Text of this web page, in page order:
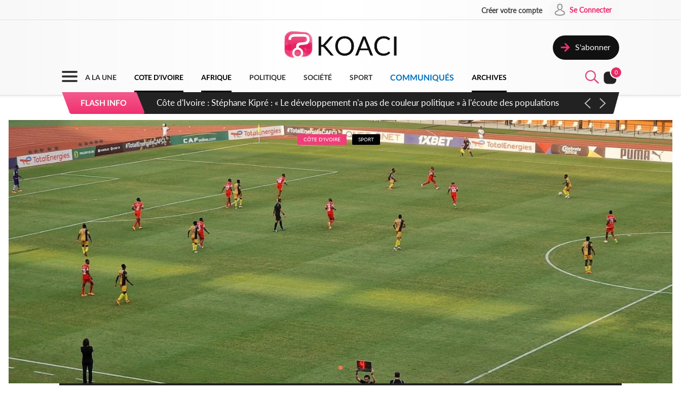
Créer votre compte Se Connecter
S'abonner
A LA UNE COTE D'IVOIRE AFRIQUE POLITIQUE SOCIÉTÉ SPORT COMMUNIQUÉS ARCHIVES
0
FLASH INFO Mali : Les FAMa accueillent 254 anciens combattants issus de groupes armés
CÔTE D'IVOIRE SPORT